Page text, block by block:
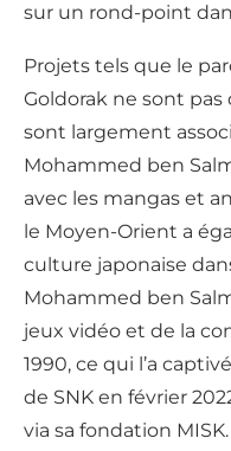
sur un rond-point
Projets tels que le
Goldorak ne sont
sont largement
Mohammed ben
avec les mangas et
le Moyen-Orient a
culture japonaise
Mohammed ben
jeux vidéo et de la
1990, ce qui l’a
de SNK en février
via sa fondation